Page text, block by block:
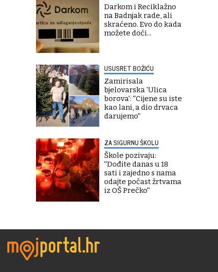
Darkom i Reciklažno
na Badnjak rade, ali
skraćeno. Evo do kada
možete doći...
USUSRET BOŽIĆU
Zamirisala
bjelovarska 'Ulica
borova': ''Cijene su iste
kao lani, a dio drvaca
darujemo''
ZA SIGURNU ŠKOLU
Škole pozivaju:
''Dođite danas u 18
sati i zajedno s nama
odajte počast žrtvama
iz OŠ Prečko''